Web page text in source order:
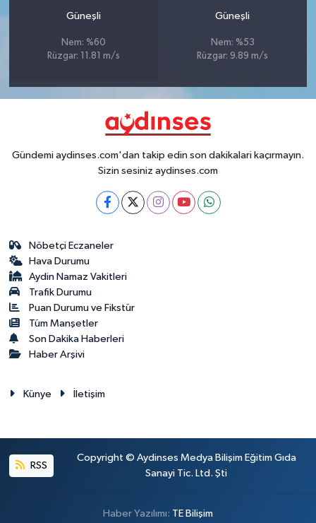
Güneşli
Nem: %60
Rüzgar: 11.81 m/s
Güneşli
Nem: %53
Rüzgar: 9.89 m/s
Gündemi aydinses.com'dan takip edin son dakikalari kaçırmayın.
Sizin sesiniz aydinses.com
Nöbetçi Eczaneler
Hava Durumu
Aydin Namaz Vakitleri
Trafik Durumu
Puan Durumu ve Fikstür
Tüm Manşetler
Son Dakika Haberleri
Haber Arşivi
Künye İletişim
RSS
Copyright © Aydinses Medya Bilişim Eğitim Gıda
Sanayi Tic. Ltd. Şti
Haber Yazılımı: TE Bilişim